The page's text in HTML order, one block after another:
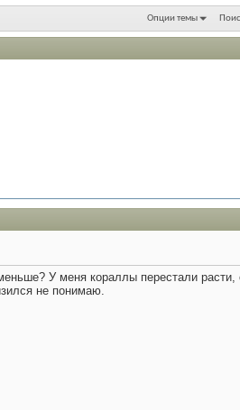
Опции темы
У меня кораллы перестали
не понимаю.